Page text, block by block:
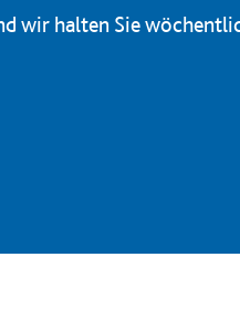
wir halten Sie